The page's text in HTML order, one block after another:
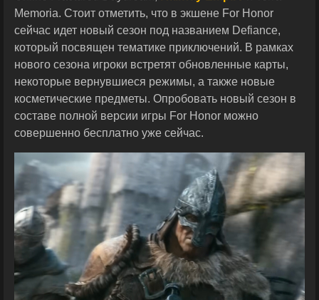
Memoria. Стоит отметить, что в экшене For Honor
сейчас идет новый сезон под названием Defiance,
который посвящен тематике приключений. В рамках
нового сезона игроки встретят обновленные карты,
некоторые вернувшиеся режимы, а также новые
косметические предметы. Опробовать новый сезон в
составе полной версии игры For Honor можно
совершенно бесплатно уже сейчас.